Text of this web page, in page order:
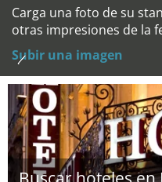
Carga una foto de su
otras impresiones de la
Subir una imagen